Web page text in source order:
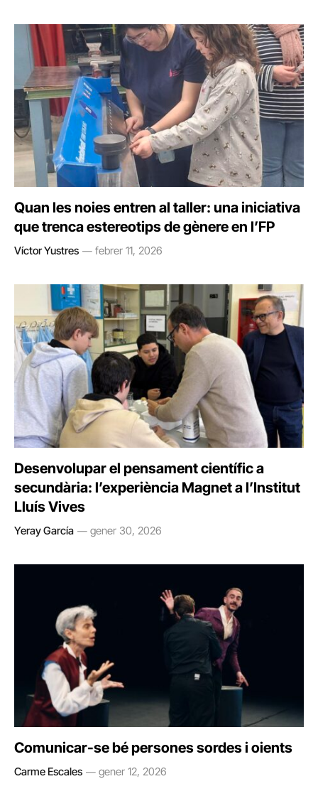
Quan les noies entren al taller: una iniciativa
que trenca estereotips de gènere en l’FP
Víctor Yustres febrer 11, 2026
Desenvolupar el pensament científic a
secundària: l’experiència Magnet a l’Institut
Lluís Vives
Yeray García gener 30, 2026
Comunicar-se bé persones sordes i oients
Carme Escales gener 12, 2026